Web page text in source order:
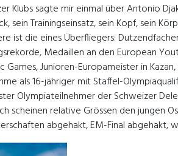
Klubs sagte mir einmal über Antonio
sein Trainingseinsatz, sein Kopf, sein
ist die eines Überfliegers:
Medaillen an den European
Games, Junioren-Europameister in
als 16-jähriger mit Staffel-
Olympiateilnehmer der Schweizer
scheinen relative Grössen den jungen
abgehakt, EM-Final abgehakt,